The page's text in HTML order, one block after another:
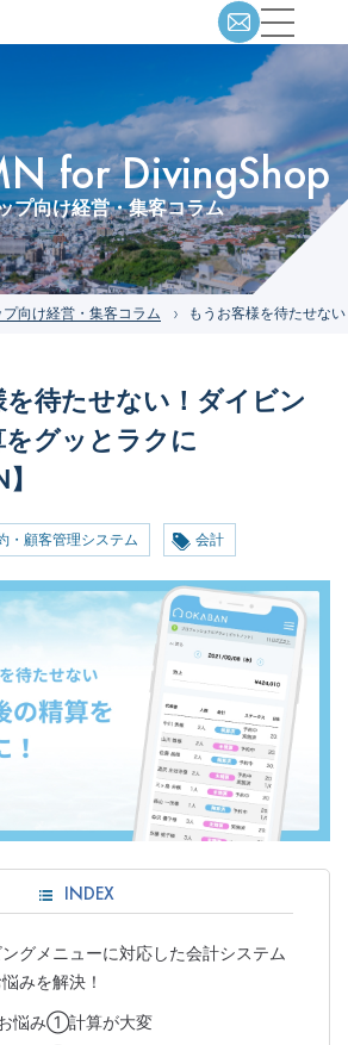
for DivingShop
プ向け経営・集客コラム
向け経営・集客コラム もうお客様を待たせな
を待たせない！ダイビン
をグッとラクに
・顧客管理システム 会計
INDEX
グメニューに対応した会計システム
みを解決！
悩み①計算が大変